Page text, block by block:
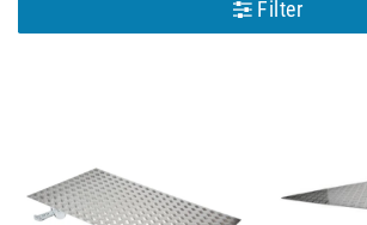
Filter